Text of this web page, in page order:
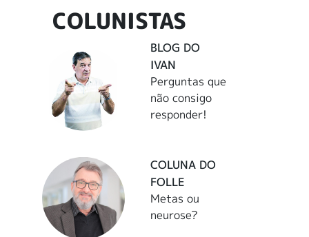
COLUNISTAS
BLOG DO
IVAN
Perguntas que
não consigo
responder!
COLUNA DO
FOLLE
Metas ou
neurose?